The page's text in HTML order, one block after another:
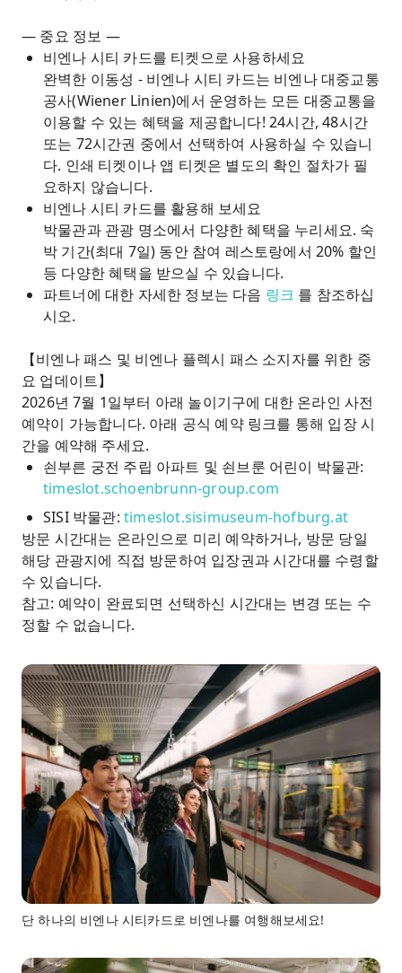
— 중요 정보 —
비엔나 시티 카드를 티켓으로 사용하세요
완벽한 이동성 - 비엔나 시티 카드는 비엔나 대중교통
공사(Wiener Linien)에서 운영하는 모든 대중교통을
이용할 수 있는 혜택을 제공합니다! 24시간, 48시간
또는 72시간권 중에서 선택하여 사용하실 수 있습니
다. 인쇄 티켓이나 앱 티켓은 별도의 확인 절차가 필
요하지 않습니다.
비엔나 시티 카드를 활용해 보세요
박물관과 관광 명소에서 다양한 혜택을 누리세요. 숙
박 기간(최대 7일) 동안 참여 레스토랑에서 20% 할인
등 다양한 혜택을 받으실 수 있습니다.
파트너에 대한 자세한 정보는 다음 링크 를 참조하십
시오.
【비엔나 패스 및 비엔나 플렉시 패스 소지자를 위한 중
요 업데이트】
2026년 7월 1일부터 아래 놀이기구에 대한 온라인 사전
예약이 가능합니다. 아래 공식 예약 링크를 통해 입장 시
간을 예약해 주세요.
쇤부른 궁전 주립 아파트 및 쇤브룬 어린이 박물관:
timeslot.schoenbrunn-group.com
SISI 박물관:timeslot.sisimuseum-hofburg.at
방문 시간대는 온라인으로 미리 예약하거나, 방문 당일
해당 관광지에 직접 방문하여 입장권과 시간대를 수령할
수 있습니다.
참고: 예약이 완료되면 선택하신 시간대는 변경 또는 수
정할 수 없습니다.
단 하나의 비엔나 시티카드로 비엔나를 여행해보세요!